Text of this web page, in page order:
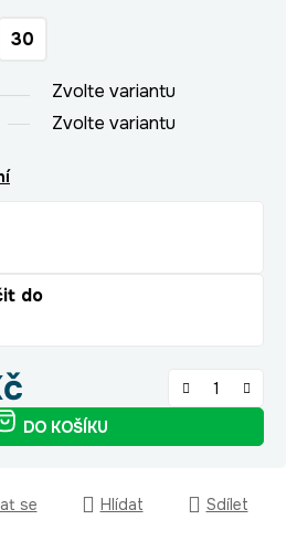
30
Zvolte variantu
Zvolte variantu
do
DO KOŠÍKU
se Hlídat Sdílet